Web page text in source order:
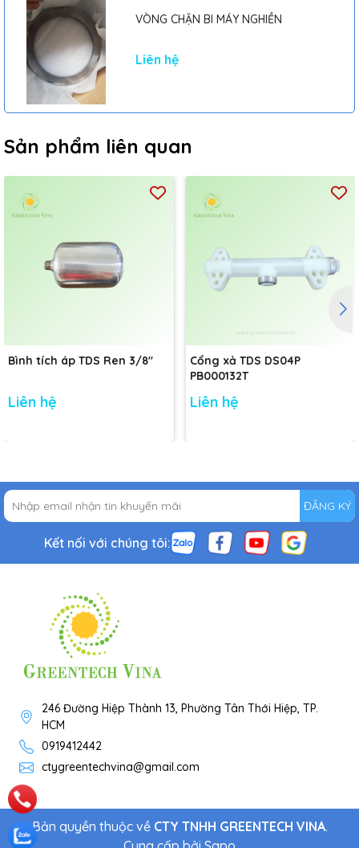
VÒNG CHẶN BI MÁY NGHIỀN
Liên hệ
Sản phẩm liên quan
Bình tích áp TDS Ren 3/8"
Liên hệ
Cổng xả TDS DS04P
PB000132T
Liên hệ
ĐĂNG KÝ
Kết nối với chúng tôi:
246 Đường Hiệp Thành 13, Phường Tân Thới Hiệp, TP.
HCM
0919412442
ctygreentechvina@gmail.com
Bản quyền thuộc về CTY TNHH GREENTECH VINA.